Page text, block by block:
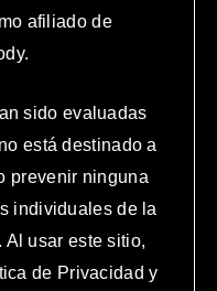
afiliado de
sido evaluadas
está destinado a
prevenir ninguna
individuales de la
Al usar este sitio,
de Privacidad y